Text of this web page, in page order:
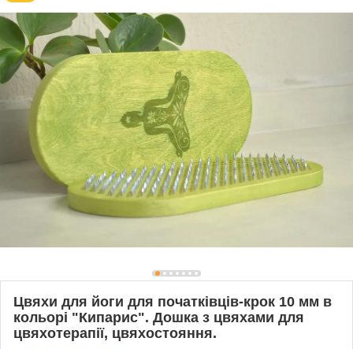
Цвяхи для йоги для початківців-крок 10 мм в
кольорі "Кипарис". Дошка з цвяхами для
цвяхотерапії, цвяхостояння.